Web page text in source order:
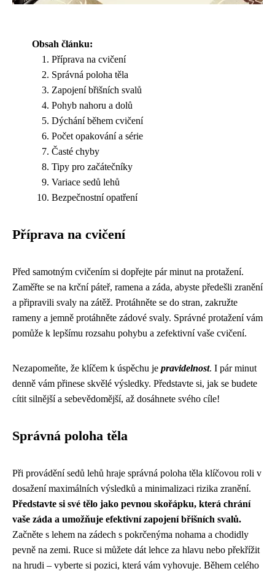
Obsah článku:
Příprava na cvičení
Správná poloha těla
Zapojení břišních svalů
Pohyb nahoru a dolů
Dýchání během cvičení
Počet opakování a série
Časté chyby
Tipy pro začátečníky
Variace sedů lehů
Bezpečnostní opatření
Příprava na cvičení
Před samotným cvičením si dopřejte pár minut na protažení.
Zaměřte se na krční páteř, ramena a záda, abyste předešli zranění
a připravili svaly na zátěž. Protáhněte se do stran, zakružte
rameny a jemně protáhněte zádové svaly. Správné protažení vám
pomůže k lepšímu rozsahu pohybu a zefektivní vaše cvičení.
Nezapomeňte, že klíčem k úspěchu je pravidelnost. I pár minut
denně vám přinese skvělé výsledky. Představte si, jak se budete
cítit silnější a sebevědomější, až dosáhnete svého cíle!
Správná poloha těla
Při provádění sedů lehů hraje správná poloha těla klíčovou roli v
dosažení maximálních výsledků a minimalizaci rizika zranění.
Představte si své tělo jako pevnou skořápku, která chrání
vaše záda a umožňuje efektivní zapojení břišních svalů.
Začněte s lehem na zádech s pokrčenýma nohama a chodidly
pevně na zemi. Ruce si můžete dát lehce za hlavu nebo překřížit
na hrudi – vyberte si pozici, která vám vyhovuje. Během celého